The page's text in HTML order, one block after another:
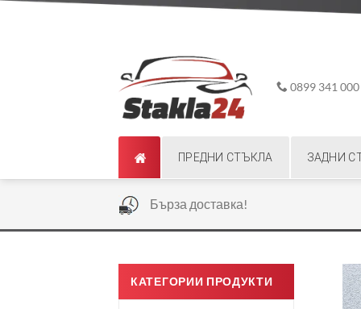
0899 341 000
ПРЕДНИ СТЪКЛА ЗАДНИ
Бърза доставка!
КАТЕГОРИИ ПРОДУКТИ